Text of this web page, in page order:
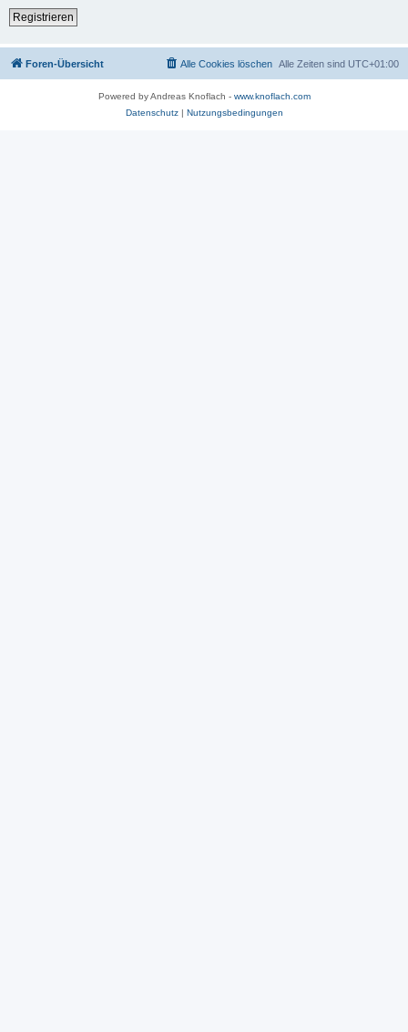
Registrieren
Foren-Übersicht Alle Zeiten sind UTC+01:00
Alle Cookies löschen
Powered by Andreas Knoflach - www.knoflach.com
Datenschutz| Nutzungsbedingungen